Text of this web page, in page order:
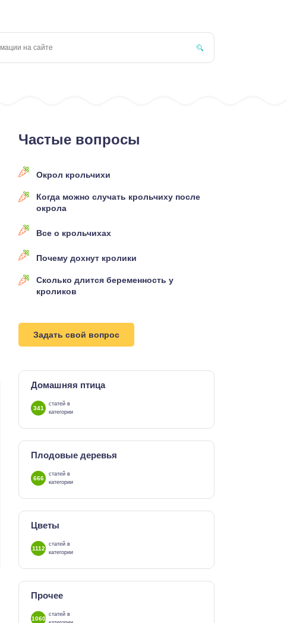
Частые вопросы
Окрол крольчихи
Когда можно случать крольчиху после
окрола
Все о крольчихах
Почему дохнут кролики
Сколько длится беременность у
кроликов
Задать свой вопрос
Домашняя птица
341
статей в
категории
Плодовые деревья
666
статей в
категории
Цветы
1112
статей в
категории
Прочее
1060
статей в